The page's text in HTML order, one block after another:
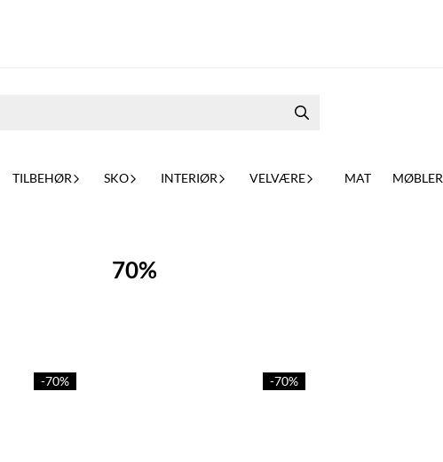
TILBEHØR SKO INTERIØR VELVÆRE MAT MØBLER
70%
-70% -70%